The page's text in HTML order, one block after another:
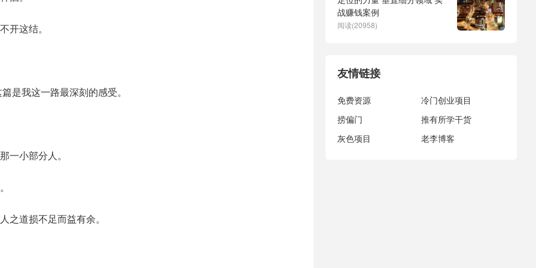
开这结。
是我这一路最深刻的感受。
一小部分人。
之道损不足而益有余。
战赚钱案例
阅读(20958)
友情链接
免费资源
冷门创业项目
捞偏门
推有所学干货
灰色项目
老李博客